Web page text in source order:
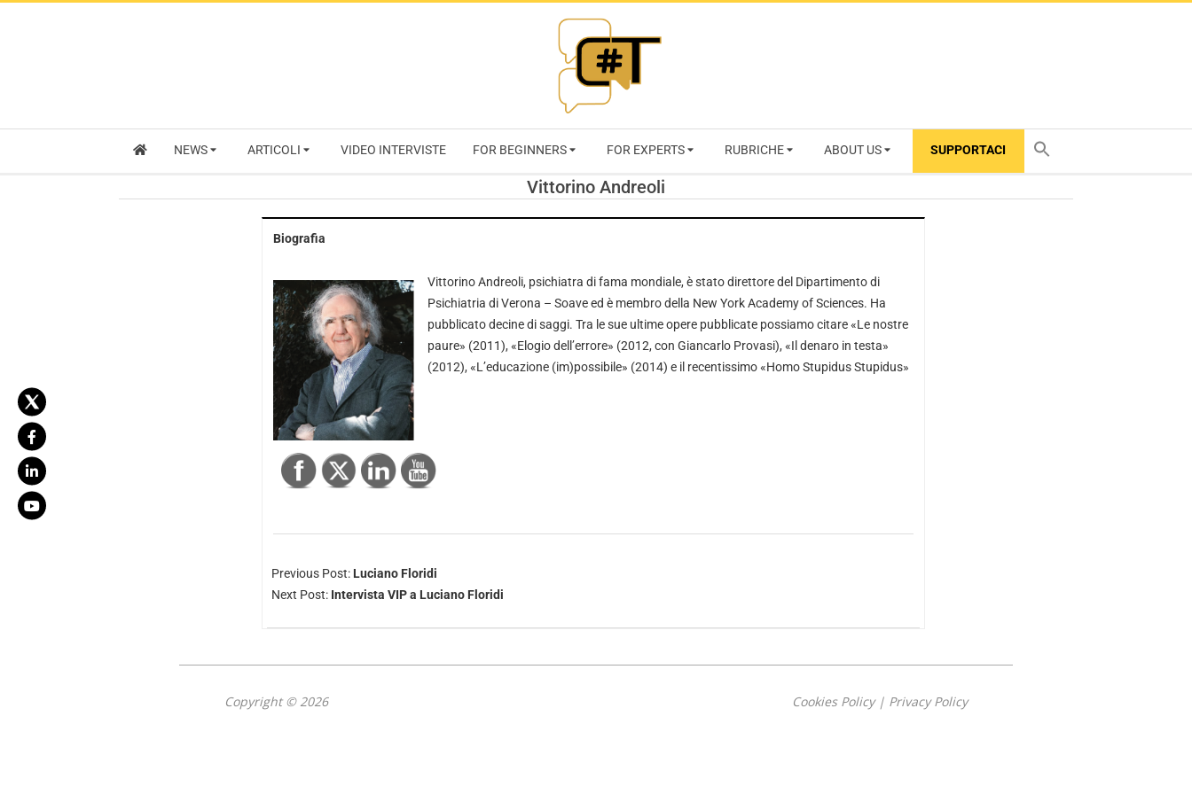
RIVISTA
CYBERSECURITY
NEWS ARTICOLI VIDEO INTERVISTE FOR BEGINNERS FOR EXPERTS RUBRICHE ABOUT US SUPPORTACI
Vittorino Andreoli
Biografia
Vittorino Andreoli, psichiatra di fama mondiale, è stato direttore del Dipartimento di
Psichiatria di Verona – Soave ed è membro della New York Academy of Sciences. Ha
pubblicato decine di saggi. Tra le sue ultime opere pubblicate possiamo citare «Le nostre
paure» (2011), «Elogio dell’errore» (2012, con Giancarlo Provasi), «Il denaro in testa»
(2012), «L’educazione (im)possibile» (2014) e il recentissimo «Homo Stupidus Stupidus»
Previous Post: Luciano Floridi
Next Post: Intervista VIP a Luciano Floridi
Copyright © 2026 Cookies Policy| Privacy Policy